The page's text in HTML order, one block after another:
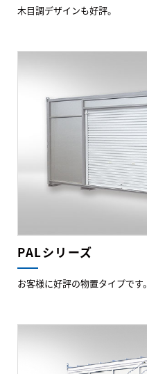
木目調デザインも好評。
PALシリーズ
お客様に好評の物置タイプです。